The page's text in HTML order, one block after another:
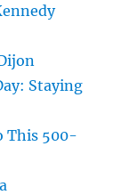
Staying
This 500-